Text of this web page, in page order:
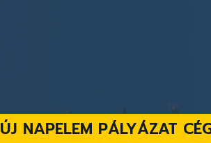
ÚJ NAPELEM PÁLYÁZAT